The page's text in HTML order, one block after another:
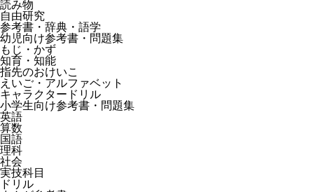
読み物
自由研究
参考書・辞典・語学
幼児向け参考書・問題集
もじ・かず
知育・知能
指先のおけいこ
えいご・アルファベット
キャラクタードリル
小学生向け参考書・問題集
英語
算数
国語
理科
社会
実技科目
ドリル